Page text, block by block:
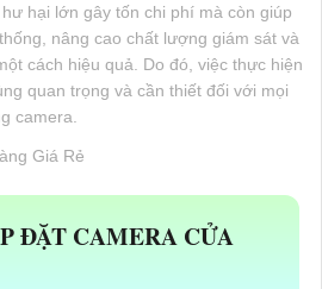
hại lớn gây tốn chi phí mà còn giúp
nâng cao chất lượng giám sát và
cách hiệu quả. Do đó, việc thực hiện
quan trọng và cần thiết đối với mọi
camera.
ĐẶT CAMERA CỬA